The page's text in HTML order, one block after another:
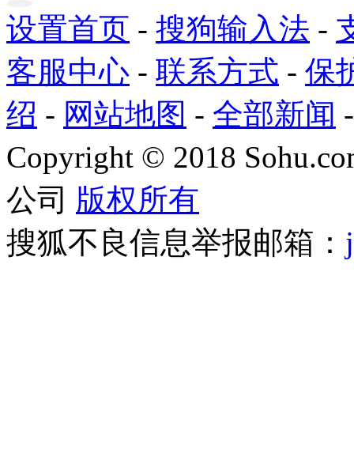
设置首页 - 搜狗输入法 -
客服中心 - 联系方式 - 保
绍 - 网站地图 - 全部新闻
Copyright © 2018
公司 版权所有
搜狐不良信息举报邮箱：